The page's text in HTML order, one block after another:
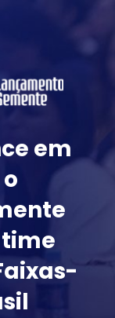
em